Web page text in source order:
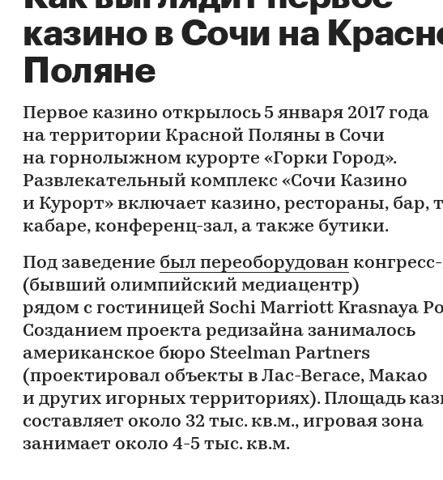
казино в Сочи на
Поляне
Первое казино открылось 5 января 2017 года
на территории Красной Поляны в Сочи
на горнолыжном курорте «Горки Город».
Развлекательный комплекс «Сочи Казино
и Курорт» включает казино, рестораны, бар,
кабаре, конференц-зал, а также бутики.
Под заведение был переоборудован
(бывший олимпийский медиацентр)
рядом с гостиницей Sochi Marriott Krasnaya
Созданием проекта редизайна занималось
американское бюро Steelman Partners
(проектировал объекты в Лас-Вегасе, Макао
и других игорных территориях). Площадь
составляет около 32 тыс. кв.м., игровая зона
занимает около 4-5 тыс. кв.м.